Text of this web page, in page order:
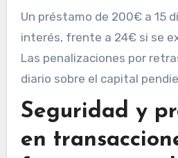
Un préstamo de 200€ a 15
interés, frente a 24€ si se
Las penalizaciones por
diario sobre el capital
Seguridad y
en